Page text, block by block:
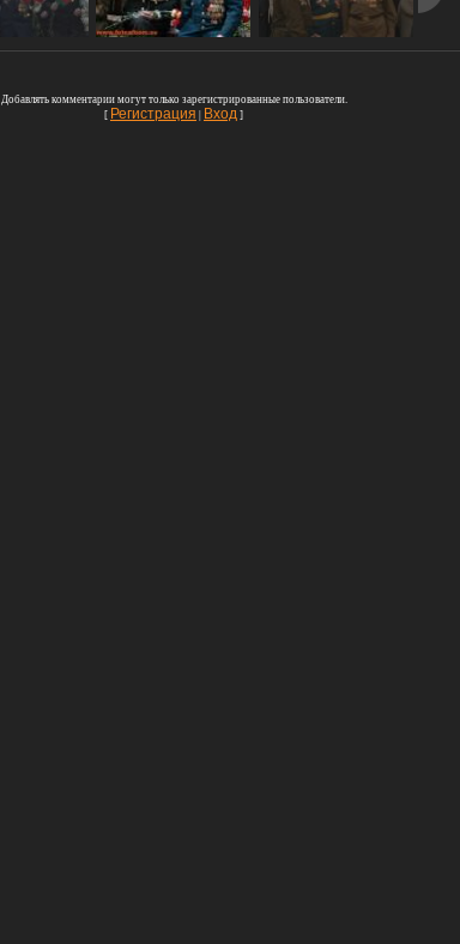
Добавлять комментарии могут только зарегистрированные пользователи.
[ Регистрация Вход ]